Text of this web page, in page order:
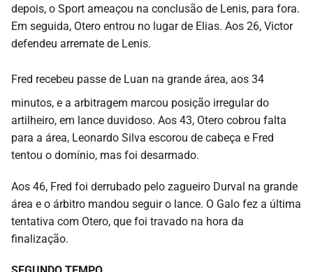
depois, o Sport ameaçou na conclusão de Lenis, para fora.
Em seguida, Otero entrou no lugar de Elias. Aos 26, Victor
defendeu arremate de Lenis.
Fred recebeu passe de Luan na grande área, aos 34
minutos, e a arbitragem marcou posição irregular do
artilheiro, em lance duvidoso. Aos 43, Otero cobrou falta
para a área, Leonardo Silva escorou de cabeça e Fred
tentou o domínio, mas foi desarmado.
Aos 46, Fred foi derrubado pelo zagueiro Durval na grande
área e o árbitro mandou seguir o lance. O Galo fez a última
tentativa com Otero, que foi travado na hora da
finalização.